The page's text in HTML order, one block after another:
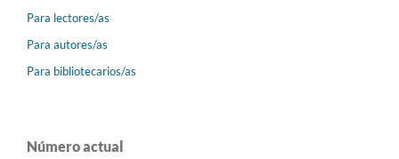
Para lectores/as
Para autores/as
Para bibliotecarios/as
Número actual